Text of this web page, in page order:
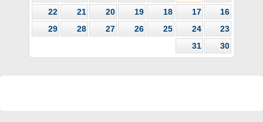
16
17
18
19
20
21
22
23
24
25
26
27
28
29
30
31